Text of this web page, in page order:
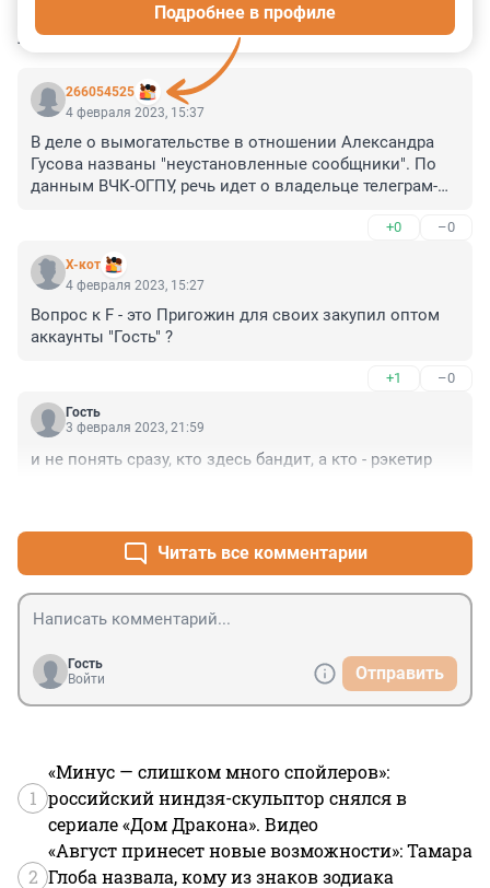
КОММЕНТАРИИ 22
266054525
Подробнее в профиле
4 февраля 2023, 15:37
В деле о вымогательстве в отношении Александра
Гусова названы "неустановленные сообщники". По
данным ВЧК-ОГПУ, речь идет о владельце телеграм-
распоряжению Сулейманова в канале BAZA выходила
порочащая информация в отношении российских
банков, платежных организаций и финансовых
структур, с целью вымогательства денег. В
ближайшее время Сулейманов будет вызван на
допрос. Говорят,что силовики проявляют интерес и к
+0 –0
X-кот
4 февраля 2023, 15:27
Вопрос к F - это Пригожин для своих закупил оптом
аккаунты "Гость" ?
+1 –0
Гость
3 февраля 2023, 21:59
и не понять сразу, кто здесь бандит, а кто - рэкетир
Читать все комментарии
Гость
Войти
Отправить
1
«Минус — слишком много спойлеров»:
российский ниндзя-скульптор снялся в
сериале «Дом Дракона». Видео
2
«Август принесет новые возможности»: Тамара
Глоба назвала, кому из знаков зодиака